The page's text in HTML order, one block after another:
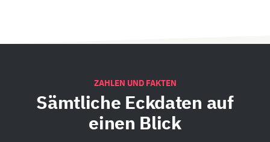
ZAHLEN UND FAKTEN
Sämtliche Eckdaten auf
einen Blick